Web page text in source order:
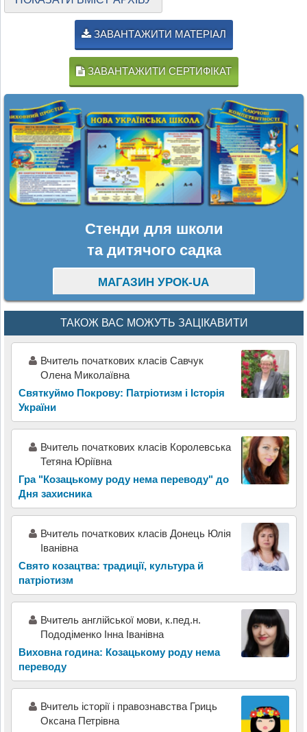
ЗАВАНТАЖИТИ МАТЕРІАЛ
ЗАВАНТАЖИТИ СЕРТИФІКАТ
Стенди для школи
та дитячого садка
МАГАЗИН УРОК-UA
ТАКОЖ ВАС МОЖУТЬ ЗАЦІКАВИТИ
Вчитель початкових класів Савчук
Олена Миколаївна
Святкуймо Покрову: Патріотизм і Історія
України
Вчитель початкових класів Королевська
Тетяна Юріївна
Гра "Козацькому роду нема переводу" до
Дня захисника
Вчитель початкових класів Донець Юлія
Іванівна
Свято козацтва: традиції, культура й
патріотизм
Вчитель англійської мови, к.пед.н.
Пододіменко Інна Іванівна
Виховна година: Козацькому роду нема
переводу
Вчитель історії і правознавства Гриць
Оксана Петрівна